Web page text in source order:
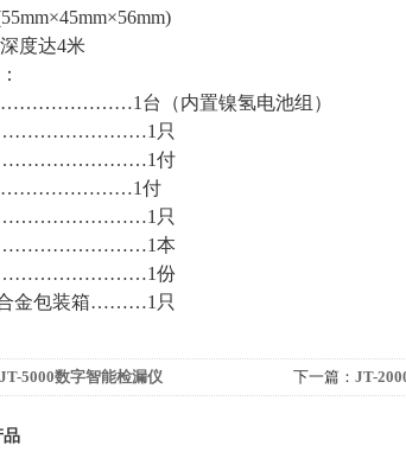
达4米
台（内置镍氢电池组）
……………………1只
……………………1付
付
……………………1只
……………………1本
……………………1份
金包装箱………1只
JT-5000数字智能检漏仪 下一篇： JT-
品